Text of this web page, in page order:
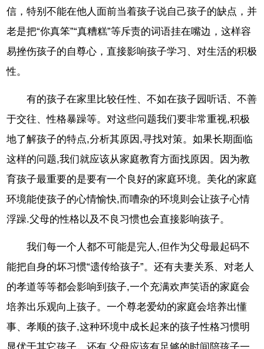
信，特别不能在他人面前当着孩子说自己孩子的缺点，并
老是把“你真笨”“真糟糕”等斥责的词语挂在嘴边，这样容
易挫伤孩子的自尊心，直接影响孩子学习、对生活的积极
性。
有的孩子在家里比较任性、不如在孩子园听话、不善
于交往、性格暴躁等。对这些问题我们要非常重视,积极
地了解孩子的特点,分析其原因,寻找对策。如果长期面临
这样的问题,我们就应该从家庭教育方面找原因。因为教
育孩子最重要的是要有一个良好的家庭环境。美化的家庭
环境能使孩子的心情愉快,而嘈杂的环境则会让孩子心情
浮躁.父母的性格以及不良习惯也会直接影响孩子。
我们每一个人都不可能是完人,但作为父母最起码不
能把自身的坏习惯“遗传给孩子”。还有夫妻关系、对老人
的孝道等等都会影响到孩子,一个充满欢声笑语的家庭会
培养出乐观向上孩子。一个尊老爱幼的家庭会培养出懂
事、孝顺的孩子,这种环境中成长起来的孩子性格习惯明
显优于其它孩子。还有,父母应该有足够的时间陪孩子一